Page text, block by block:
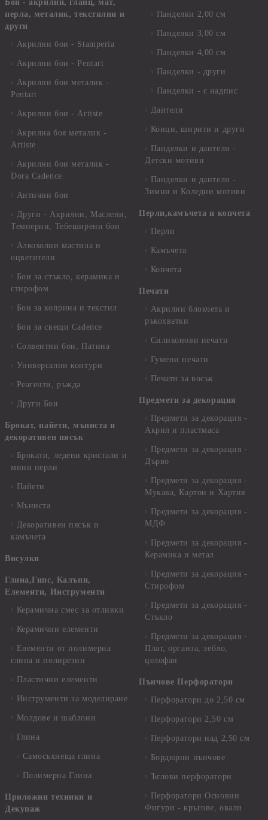
Бои - акрилни, гланц, мат,
перла, металик, текстилни и
други
Акрилни бои - Stamperia
Акрилни бои - Pentart
Акрилни бои металик -
Pentart
Акрилни бои - Artiste
Акрилна боя металик -
Artiste
Акрилни бои металик -
Dora Cadence
Антични бои
Други - Акрилни, Маслени,
Темперни, Тебеширени бои
Алкохолни мастила и
оцветители
Бои за стъкло, керамика и
стирофом
Бои за коприна и текстил
Бои за свещи Cadence
Солвентни бои, Патина
Универсални контури
Реагенти, ръжда
Други Бои
Брокат, пайети, мъниста и
декоративен пясък
Брокати, ледени кристали и
мини перли
Пайети
Мъниста
Декоративен пясък и
камъчета
Висулки
Глина,Гипс, Калъпи,
Елементи, Инструменти
Керамична смес за отливки
Керамични елементи
Елементи от полимерна
глина и полирезин
Пластични елементи
Инструменти за моделиране
Молдове и шаблони
Глина
Самосъхнеща глина
Полимерна Глина
Приложни техники и
Декупаж
Панделки 2,00 см
Панделки 3,00 см
Панделки 4,00 см
Панделки - други
Панделки - с надпис
Дантели
Конци, ширити и други
Панделки и дантели -
Детски мотиви
Панделки и дантели -
Зимни и Коледни мотиви
Перли,камъчета и копчета
Перли
Камъчета
Копчета
Печати
Акрилни блокчета и
ръкохватки
Силиконови печати
Гумени печати
Печати за восък
Предмети за декорация
Предмети за декорация -
Акрил и пластмаса
Предмети за декорация -
Дърво
Предмети за декорация -
Мукава, Картон и Хартия
Предмети за декорация -
МДФ
Предмети за декорация -
Керамика и метал
Предмети за декорация -
Стирофом
Предмети за декорация -
Стъкло
Предмети за декорация -
Плат, органза, зебло,
целофан
Пънчове Перфоратори
Перфоратори до 2,50 см
Перфоратори 2,50 см
Перфоратори над 2,50 см
Бордюрни пънчове
Ъглови перфоратори
Перфоратори Основни
Фигури - кръгове, овали